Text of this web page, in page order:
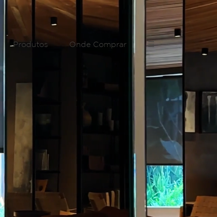
Produtos Onde Comprar ☰